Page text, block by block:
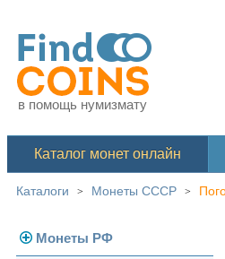
в помощь нумизмату
Каталог монет онлайн
Каталоги > Монеты СССР >
Монеты РФ